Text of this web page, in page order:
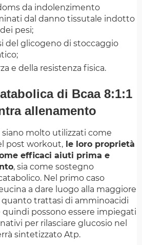
da indolenzimento
dal danno tissutale indotto
pesi;
del glicogeno di stoccaggio
e della resistenza fisica.
di Bcaa 8:1:1
allenamento
molto utilizzati come
post workout, le loro proprietà
efficaci aiuti prima e
, sia come sostegno
Nel primo caso
a dare luogo alla maggiore
trattasi di amminoacidi
possono essere impiegati
per rilasciare glucosio nel
sintetizzato Atp.